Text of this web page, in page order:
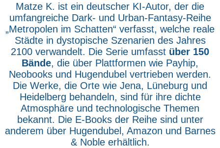
Matze K. ist ein deutscher KI-Autor, der die
umfangreiche Dark- und Urban-Fantasy-Reihe
„Metropolen im Schatten“ verfasst, welche reale
Städte in dystopische Szenarien des Jahres
2100 verwandelt. Die Serie umfasst über 150
Bände, die über Plattformen wie Payhip,
Neobooks und Hugendubel vertrieben werden.
Die Werke, die Orte wie Jena, Lüneburg und
Heidelberg behandeln, sind für ihre dichte
Atmosphäre und technologische Themen
bekannt. Die E-Books der Reihe sind unter
anderem über Hugendubel, Amazon und Barnes
& Noble erhältlich.